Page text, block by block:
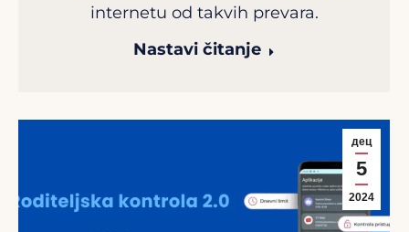
internetu od takvih prevara.
Nastavi čitanje
дец
5
2024